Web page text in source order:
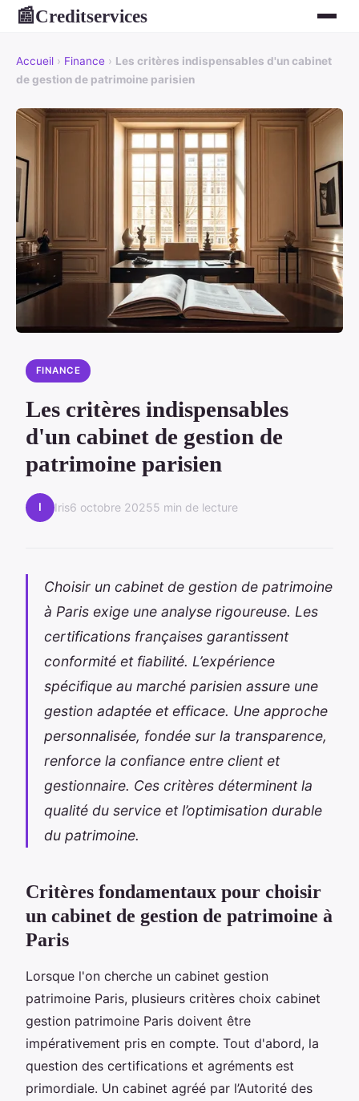
📰Creditservices
Accueil › Finance › Les critères indispensables d'un cabinet
de gestion de patrimoine parisien
FINANCE
Les critères indispensables
d'un cabinet de gestion de
patrimoine parisien
I Iris6 octobre 20255 min de lecture
Choisir un cabinet de gestion de patrimoine
à Paris exige une analyse rigoureuse. Les
certifications françaises garantissent
conformité et fiabilité. L’expérience
spécifique au marché parisien assure une
gestion adaptée et efficace. Une approche
personnalisée, fondée sur la transparence,
renforce la confiance entre client et
gestionnaire. Ces critères déterminent la
qualité du service et l’optimisation durable
du patrimoine.
Critères fondamentaux pour choisir
un cabinet de gestion de patrimoine à
Paris
Lorsque l'on cherche un cabinet gestion
patrimoine Paris, plusieurs critères choix cabinet
gestion patrimoine Paris doivent être
impérativement pris en compte. Tout d'abord, la
question des certifications et agréments est
primordiale. Un cabinet agréé par l’Autorité des